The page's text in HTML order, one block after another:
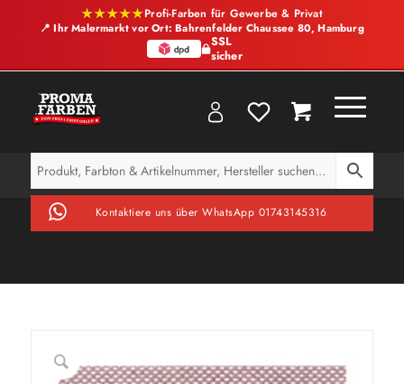
★★★★★Profi-Farben für Gewerbe & Privat
📍 Ihr Malermarkt vor Ort: Bahrenfelder Chaussee 80, Hamburg
SSL
sicher
Kontaktiere uns über WhatsApp 01743145316